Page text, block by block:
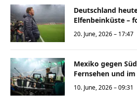
Deutschland
Elfenbeinküste –
20. June, 2026 – 17:47
Mexiko gegen
Fernsehen und
10. June, 2026 – 09:31